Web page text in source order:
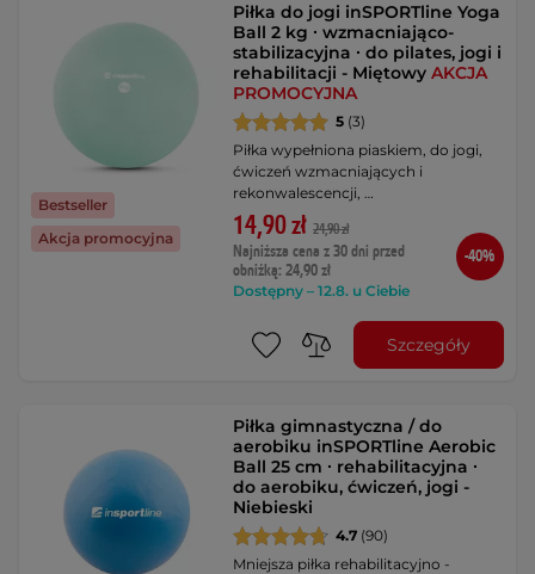
Bestseller
Akcja promocyjna
Piłka do jogi inSPORTline Yoga
Ball 2 kg ∙ wzmacniająco-
stabilizacyjna ∙ do pilates, jogi i
rehabilitacji - MiętowyAKCJA
PROMOCYJNA
5 (3)
Piłka wypełniona piaskiem, do jogi,
ćwiczeń wzmacniających i
rekonwalescencji, …
14,90 zł 24,90 zł
Najniższa cena z 30 dni przed
obniżką: 24,90 zł
Dostępny – 12.8. u Ciebie
-40%
Szczegóły
Piłka gimnastyczna / do
aerobiku inSPORTline Aerobic
Ball 25 cm ∙ rehabilitacyjna ∙
do aerobiku, ćwiczeń, jogi -
Niebieski
4.7 (90)
Mniejsza piłka rehabilitacyjno -